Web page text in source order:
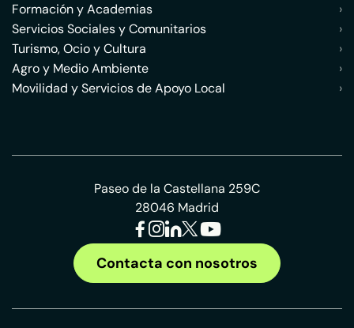
Formación y Academias
›
Servicios Sociales y Comunitarios
›
Turismo, Ocio y Cultura
›
Agro y Medio Ambiente
›
Movilidad y Servicios de Apoyo Local
›
Paseo de la Castellana 259C
28046 Madrid
Contacta con nosotros